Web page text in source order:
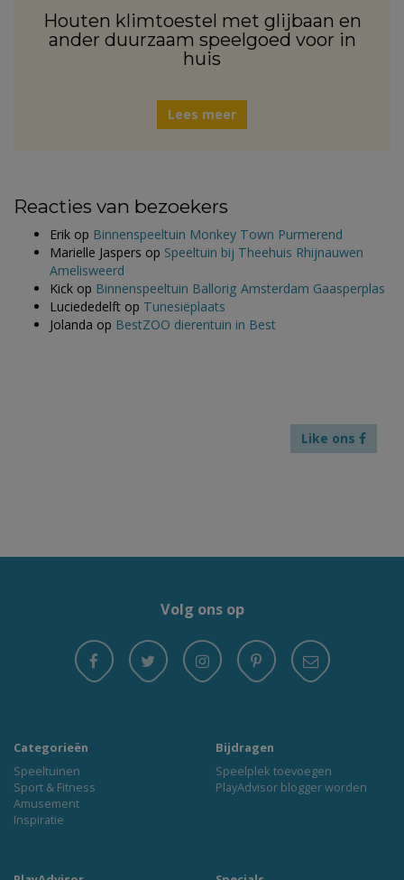
Houten klimtoestel met glijbaan en
ander duurzaam speelgoed voor in
huis
Lees meer
Reacties van bezoekers
Erik op Binnenspeeltuin Monkey Town Purmerend
Marielle Jaspers op Speeltuin bij Theehuis Rhijnauwen
Amelisweerd
Kick op Binnenspeeltuin Ballorig Amsterdam Gaasperplas
Luciededelft op Tunesiëplaats
Jolanda op BestZOO dierentuin in Best
Like ons
Volg ons op
Categorieën
Speeltuinen
Sport & Fitness
Amusement
Inspiratie
Bijdragen
Speelplek toevoegen
PlayAdvisor blogger worden